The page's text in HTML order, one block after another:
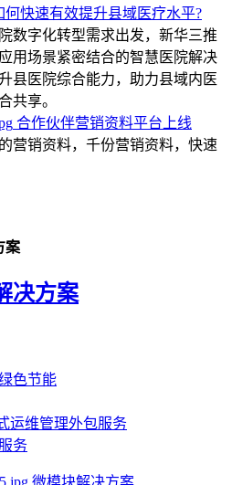
何快速有效提升县域医疗水平?
数字化转型需求出发，新华三推
用场景紧密结合的智慧医院解决
县医院综合能力，助力县域内医
共享。
合作伙伴营销资料平台上线
营销资料，千份营销资料，快速
案
决方案
色节能
运维管理外包服务
务
微模块解决方案